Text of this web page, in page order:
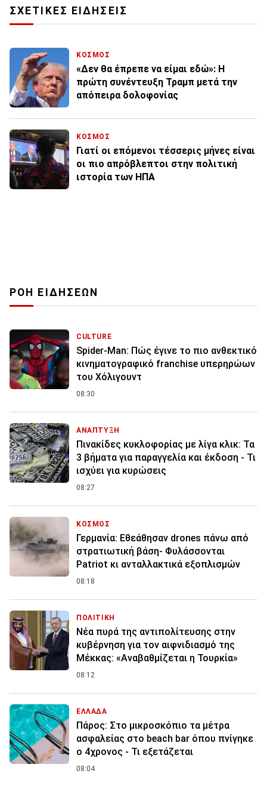
ΣΧΕΤΙΚΕΣ ΕΙΔΗΣΕΙΣ
ΚΟΣΜΟΣ
«Δεν θα έπρεπε να είμαι εδώ»: Η
πρώτη συνέντευξη Τραμπ μετά την
απόπειρα δολοφονίας
ΚΟΣΜΟΣ
Γιατί οι επόμενοι τέσσερις μήνες είναι
οι πιο απρόβλεπτοι στην πολιτική
ιστορία των ΗΠΑ
ΡΟΗ ΕΙΔΗΣΕΩΝ
CULTURE
Spider-Man: Πώς έγινε το πιο ανθεκτικό
κινηματογραφικό franchise υπερηρώων
του Χόλιγουντ
08:30
ΑΝΑΠΤΥΞΗ
Πινακίδες κυκλοφορίας με λίγα κλικ: Τα
3 βήματα για παραγγελία και έκδοση - Τι
ισχύει για κυρώσεις
08:27
ΚΟΣΜΟΣ
Γερμανία: Εθεάθησαν drones πάνω από
στρατιωτική βάση- Φυλάσσονται
Patriot κι ανταλλακτικά εξοπλισμών
08:18
ΠΟΛΙΤΙΚΗ
Νέα πυρά της αντιπολίτευσης στην
κυβέρνηση για τον αιφνιδιασμό της
Μέκκας: «Αναβαθμίζεται η Τουρκία»
08:12
ΕΛΛΑΔΑ
Πάρος: Στο μικροσκόπιο τα μέτρα
ασφαλείας στο beach bar όπου πνίγηκε
ο 4χρονος - Τι εξετάζεται
08:04